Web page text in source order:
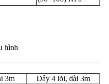
hình
3m
Dây 4 lõi, dài 3m